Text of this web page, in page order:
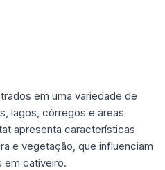
em uma variedade de
lagos, córregos e áreas
apresenta características
e vegetação, que influenciam
em cativeiro.